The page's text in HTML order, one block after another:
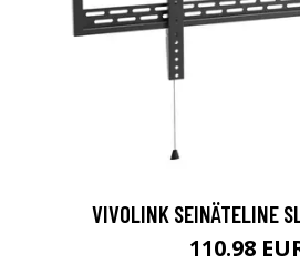
VIVOLINK SEINÄTELINE
110.98